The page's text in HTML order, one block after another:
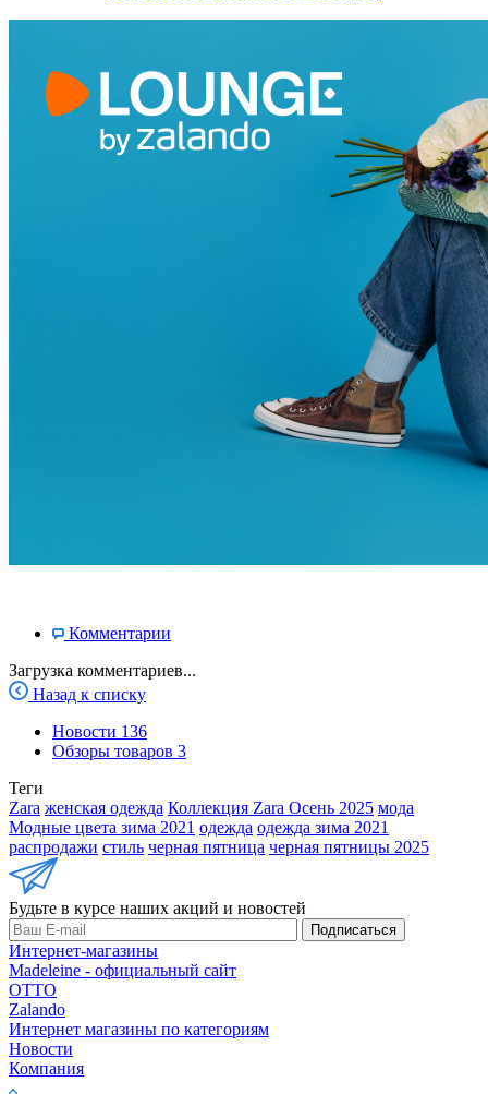
Комментарии
Загрузка комментариев...
Назад к списку
Новости 136
Обзоры товаров 3
Теги
Zara женская одежда Коллекция Zara Осень 2025 мода
Модные цвета зима 2021 одежда одежда зима 2021
распродажи стиль черная пятница черная пятницы 2025
Будьте в курсе наших акций и новостей
Подписаться
Интернет-магазины
Madeleine - официальный сайт
OTTO
Zalando
Интернет магазины по категориям
Новости
Компания